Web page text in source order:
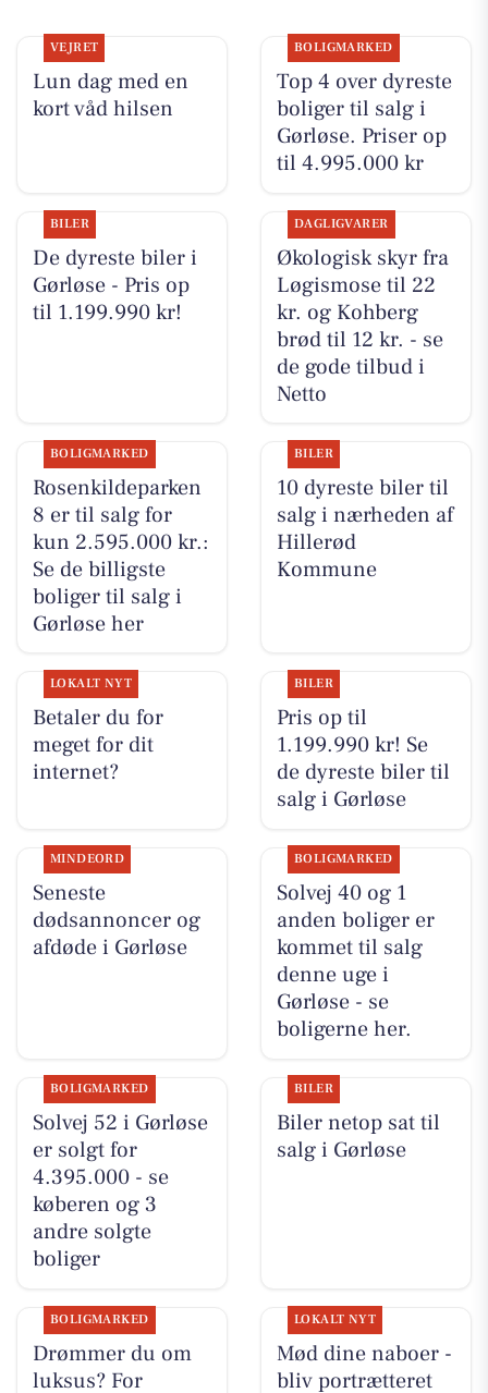
VEJRET
Lun dag med en
kort våd hilsen
BOLIGMARKED
Top 4 over dyreste
boliger til salg i
Gørløse. Priser op
til 4.995.000 kr
BILER
De dyreste biler i
Gørløse - Pris op
til 1.199.990 kr!
DAGLIGVARER
Økologisk skyr fra
Løgismose til 22
kr. og Kohberg
brød til 12 kr. - se
de gode tilbud i
Netto
BOLIGMARKED
Rosenkildeparken
8 er til salg for
kun 2.595.000 kr.:
Se de billigste
boliger til salg i
Gørløse her
BILER
10 dyreste biler til
salg i nærheden af
Hillerød
Kommune
LOKALT NYT
Betaler du for
meget for dit
internet?
BILER
Pris op til
1.199.990 kr! Se
de dyreste biler til
salg i Gørløse
MINDEORD
Seneste
dødsannoncer og
afdøde i Gørløse
BOLIGMARKED
Solvej 40 og 1
anden boliger er
kommet til salg
denne uge i
Gørløse - se
boligerne her.
BOLIGMARKED
Solvej 52 i Gørløse
er solgt for
4.395.000 - se
køberen og 3
andre solgte
boliger
BILER
Biler netop sat til
salg i Gørløse
BOLIGMARKED
Drømmer du om
luksus? For
LOKALT NYT
Mød dine naboer -
bliv portrætteret